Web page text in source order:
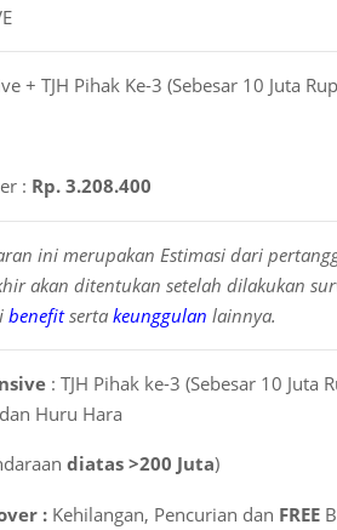
+ TJH Pihak Ke-3 (Sebesar 10 Juta
: Rp. 3.208.400
ini merupakan Estimasi dari
akan ditentukan setelah dilakukan
benefitserta keunggulan lainnya.
: TJH Pihak ke-3 (Sebesar 10 Juta
Huru Hara
diatas >200 Juta)
: Kehilangan, Pencurian dan FREE